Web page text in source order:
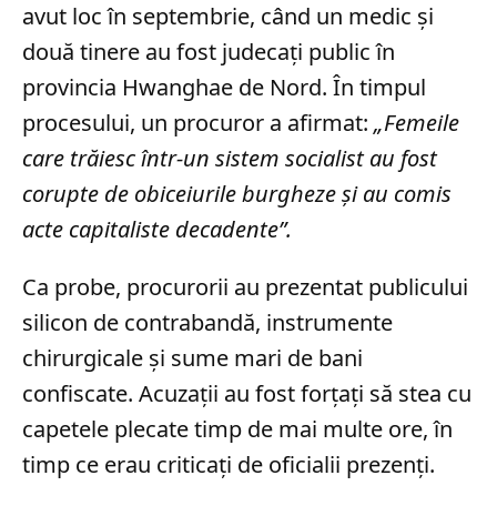
avut loc în septembrie, când un medic și
două tinere au fost judecați public în
provincia Hwanghae de Nord. În timpul
procesului, un procuror a afirmat: „Femeile
care trăiesc într-un sistem socialist au fost
corupte de obiceiurile burgheze și au comis
acte capitaliste decadente”.
Ca probe, procurorii au prezentat publicului
silicon de contrabandă, instrumente
chirurgicale și sume mari de bani
confiscate. Acuzații au fost forțați să stea cu
capetele plecate timp de mai multe ore, în
timp ce erau criticați de oficialii prezenți.